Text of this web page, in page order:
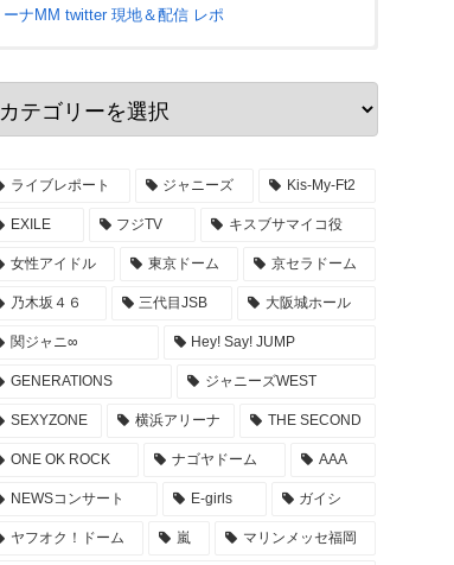
ーナMM twitter 現地＆配信 レポ
2022年4月28日
ジャニーズWEST LIVE TOUR 2022 #MixedJuice
まとめ
2022年4月27日
NOGIZAKA46 10周年記念 乃木坂46時間TV タイ
2022年4月26日
EXILE ライブ REDPHOENIX セトリ 座席 グッズ
登坂広臣ライブツアー ØMI LIVE TOUR 2022 AN
ライブレポート ジャニーズ Kis-My-Ft2
EXILE フジTV キスブサマイコ役
女性アイドル 東京ドーム 京セラドーム
乃木坂４６ 三代目JSB 大阪城ホール
関ジャニ∞ Hey! Say! JUMP
GENERATIONS ジャニーズWEST
SEXYZONE 横浜アリーナ THE SECOND
ONE OK ROCK ナゴヤドーム AAA
NEWSコンサート E-girls ガイシ
ヤフオク！ドーム 嵐 マリンメッセ福岡